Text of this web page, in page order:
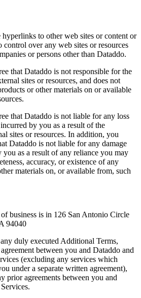
to other web sites or content or
control over any web sites or resources
or persons other than Dataddo.
that Dataddo is not responsible for the
sites or resources, and does not
or other materials on or available
that Dataddo is not liable for any loss
by you as a result of the
sites or resources. In addition, you
Dataddo is not liable for any damage
as a result of any reliance you may
accuracy, or existence of any
materials on, or available from, such
business is in 126 San Antonio Circle
94040
duly executed Additional Terms,
between you and Dataddo and
(excluding any services which
under a separate written agreement),
prior agreements between you and